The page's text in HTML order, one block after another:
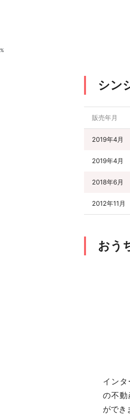
%
シン
販売年月
2019年4月
2019年4月
2018年6月
2012年11月
おう
イン
の不動
ができ